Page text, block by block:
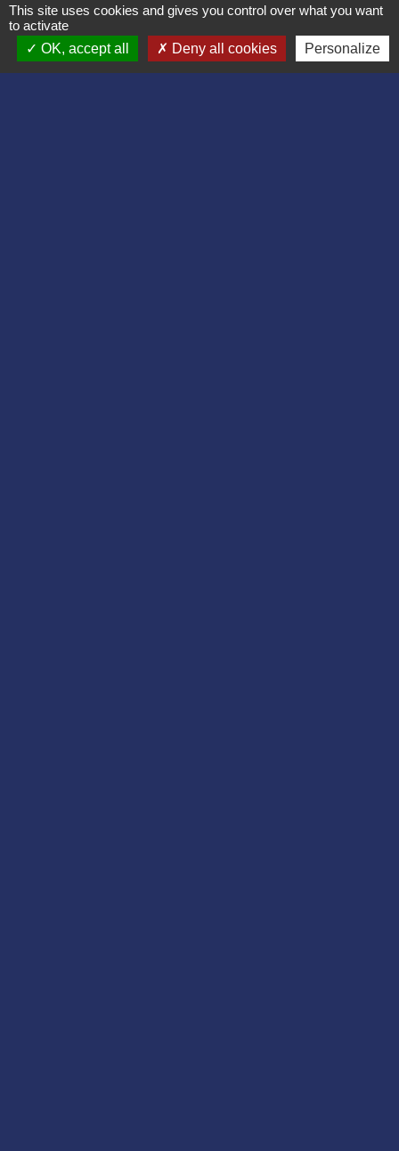
Textes de référence
Services en ligne et formulaires
This site uses cookies and gives you control over what you want
to activate
OK, accept all
Deny all cookies Personalize